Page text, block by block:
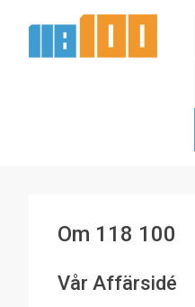
Om 118 100
Vår Affärsidé